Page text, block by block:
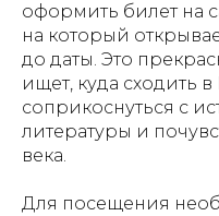
оформить билет на
на который
до даты. Это
ищет, куда сходить
соприкоснуться с
литературы и
века.
Для посещения